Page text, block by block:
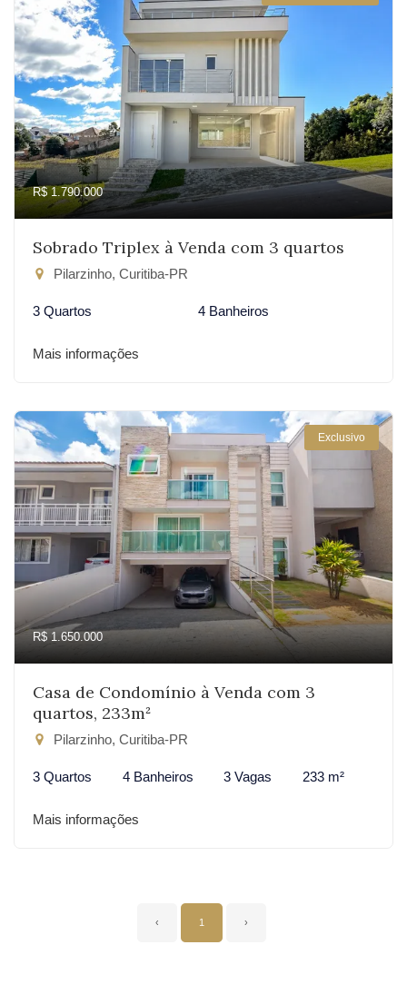
R$ 1.790.000
Sobrado Triplex à Venda com 3 quartos
Pilarzinho, Curitiba-PR
3 Quartos 4 Banheiros
Mais informações
Exclusivo
R$ 1.650.000
Casa de Condomínio à Venda com 3
quartos, 233m²
Pilarzinho, Curitiba-PR
3 Quartos 4 Banheiros 3 Vagas 233 m²
Mais informações
‹ 1 ›